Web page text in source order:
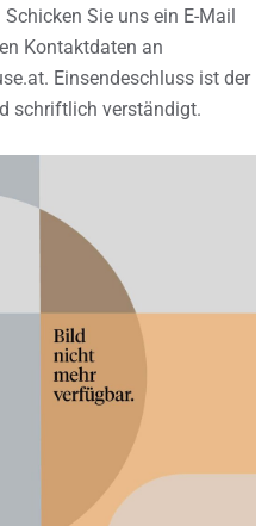
Sie uns ein E-Mail
Kontaktdaten an
Einsendeschluss ist der
schriftlich verständigt.